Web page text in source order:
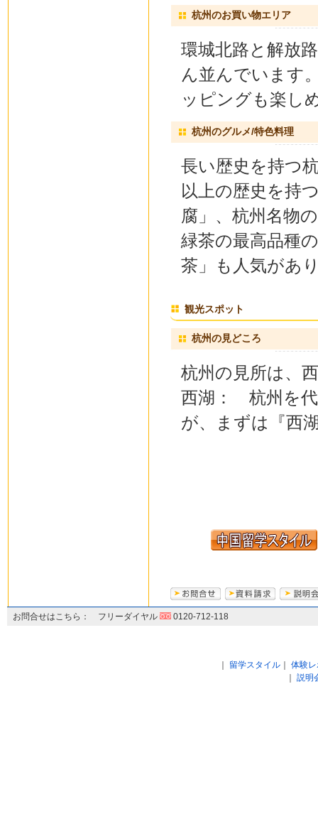
杭州のお買い物エリア
環城北路と解放
ん並んでいます
ッピングも楽し
杭州のグルメ/特色料理
長い歴史を持つ
以上の歴史を持
腐」、杭州名物
緑茶の最高品種
茶」も人気があ
観光スポット
杭州の見どころ
杭州の見所は、
西湖： 杭州を代
が、まずは『西
お問合せはこちら： フリーダイヤル 0120-712-118
留学スタイル ｜体験
説明